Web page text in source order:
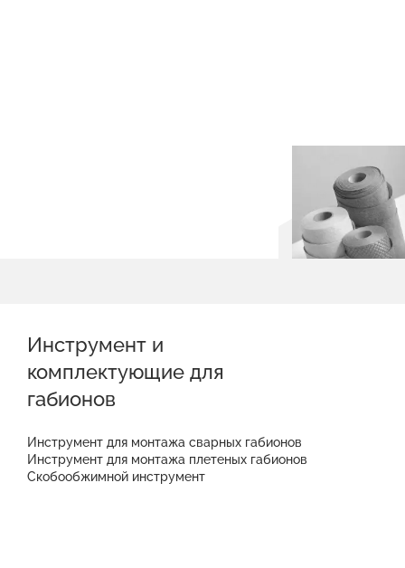
Инструмент и
комплектующие для
габионов
Инструмент для монтажа сварных габионов
Инструмент для монтажа плетеных габионов
Скобообжимной инструмент